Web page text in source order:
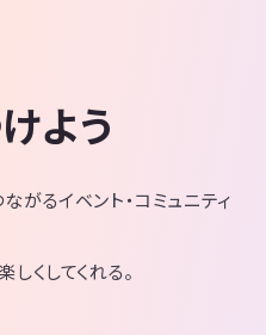
よう
がるイベント・コミュニティ
くしてくれる。